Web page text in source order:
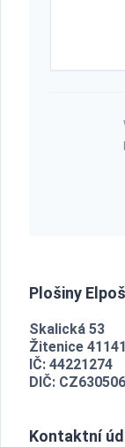
Plošiny Elpoš
Skalická 53
Žitenice 41141
IČ: 44221274
DIČ:
Kontaktní